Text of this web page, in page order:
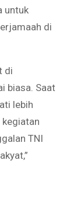
untuk
di
di
biasa. Saat
lebih
kegiatan
TNI